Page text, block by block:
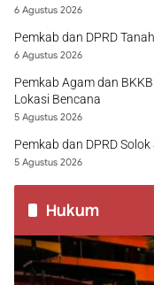
6 Agustus 2026
Pemkab dan DPRD
6 Agustus 2026
Pemkab Agam dan
Lokasi Bencana
5 Agustus 2026
Pemkab dan DPRD
5 Agustus 2026
Hukum